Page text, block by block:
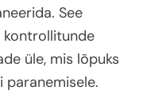
See
üle, mis lõpuks
paranemisele.